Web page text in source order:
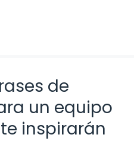
de
un equipo
inspirarán